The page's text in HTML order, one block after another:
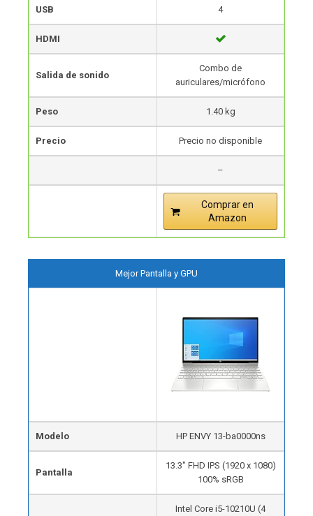
USB 4
HDMI
Salida de sonido
Combo de
auriculares/micrófono
Peso 1.40 kg
Precio Precio no disponible
–
Comprar en
Amazon
Mejor Pantalla y GPU
Modelo HP ENVY 13-ba0000ns
Pantalla
13.3″ FHD IPS (1920 x 1080)
100% sRGB
Intel Core i5-10210U (4